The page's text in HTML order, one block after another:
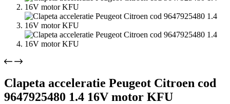
Clapeta acceleratie Peugeot Citroen cod
9647925480 1.4 16V motor KFU